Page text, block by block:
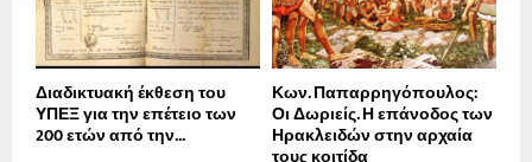
Διαδικτυακή έκθεση του
ΥΠΕΞ για την επέτειο των
200 ετών από την...
Κων. Παπαρρηγόπουλος:
Οι Δωριείς. Η επάνοδος των
Ηρακλειδών στην αρχαία